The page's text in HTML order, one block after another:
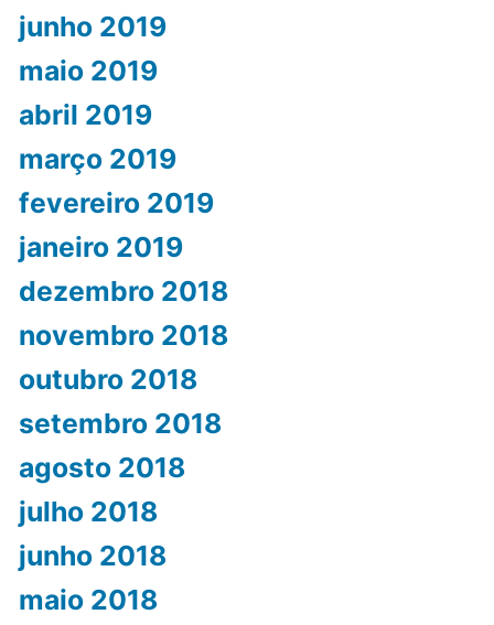
junho 2019
maio 2019
abril 2019
março 2019
fevereiro 2019
janeiro 2019
dezembro 2018
novembro 2018
outubro 2018
setembro 2018
agosto 2018
julho 2018
junho 2018
maio 2018